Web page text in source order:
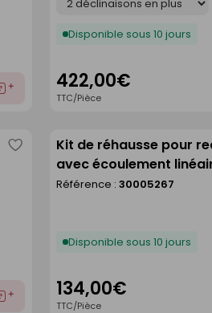
Disponible sous 10 jours
422,00€
TTC/Pièce
Enregistrer
comme
Kit de réhausse pour
avec écoulement
- 120 x 120 cm
Référence : 30005267
Disponible sous 10 jours
134,00€
TTC/Pièce